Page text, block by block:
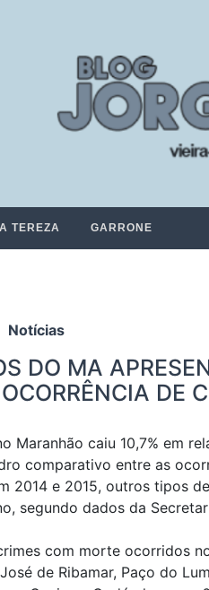
TEREZA GARRONE
Notícias
DO MA
DE
Maranhão caiu 10,7% em
comparativo entre as
2014 e 2015, outros tipos
segundo dados da
com morte ocorridos
de Ribamar, Paço do